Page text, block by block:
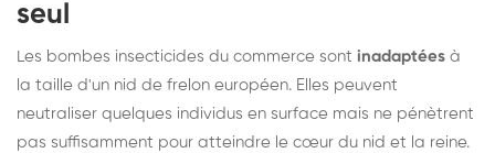
seul
Les bombes insecticides du commerce sont inadaptées à
la taille d'un nid de frelon européen. Elles peuvent
neutraliser quelques individus en surface mais ne pénètrent
pas suffisamment pour atteindre le cœur du nid et la reine.